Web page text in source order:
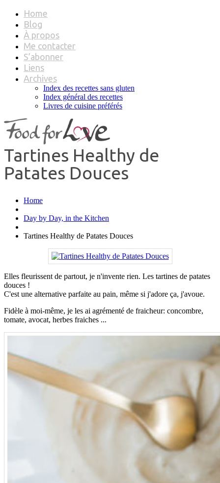
Home
Blog
À propos
Me contacter
S’abonner
Liens
Archives
Index des recettes sans gluten
Index général des recettes
Livres de cuisine préférés
Tartines Healthy de
Patates Douces
Home
Day by Day, in the Kitchen
Tartines Healthy de Patates Douces
Elles fleurissent de partout, je n'invente rien. Les tartines de patates
douces !
C'est une alternative parfaite au pain, même si j'adore ça, j'avoue.
Fidèle à moi-même, je les ai agrémenté de fraicheur: concombre,
tomate, avocat, herbes fraiches ...